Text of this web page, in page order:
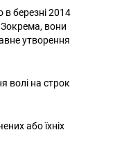
в березні 2014
Зокрема, вони
утворення
волі на строк
або їхніх